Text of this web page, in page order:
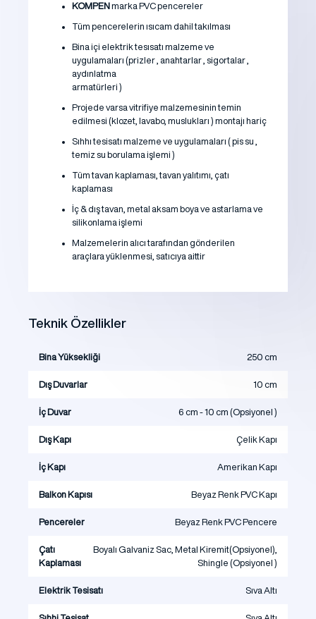
KOMPENmarka PVC pencereler
Tüm pencerelerin ısıcam dahil takılması
Bina içi elektrik tesısatı malzeme ve
uygulamaları (prizler , anahtarlar , sigortalar ,
aydınlatma
armatürleri )
Projede varsa vitrifiye malzemesinin temin
edilmesi (klozet, lavabo, muslukları ) montajı hariç
Sıhhı tesisatı malzeme ve uygulamaları ( pis su ,
temiz su borulama işlemi )
Tüm tavan kaplaması, tavan yalıtımı, çatı
kaplaması
İç & dış tavan, metal aksam boya ve astarlama ve
silikonlama işlemi
Malzemelerin alıcı tarafından gönderilen
araçlara yüklenmesi, satıcıya aittir
Teknik Özellikler
Bina Yüksekliği 250 cm
Dış Duvarlar 10 cm
İç Duvar 6 cm - 10 cm (Opsiyonel )
Dış Kapı Çelik Kapı
İç Kapı Amerikan Kapı
Balkon Kapısı Beyaz Renk PVC Kapı
Pencereler Beyaz Renk PVC Pencere
Çatı
Kaplaması
Boyalı Galvaniz Sac, Metal Kiremit(Opsiyonel),
Shingle (Opsiyonel )
Elektrik Tesisatı Sıva Altı